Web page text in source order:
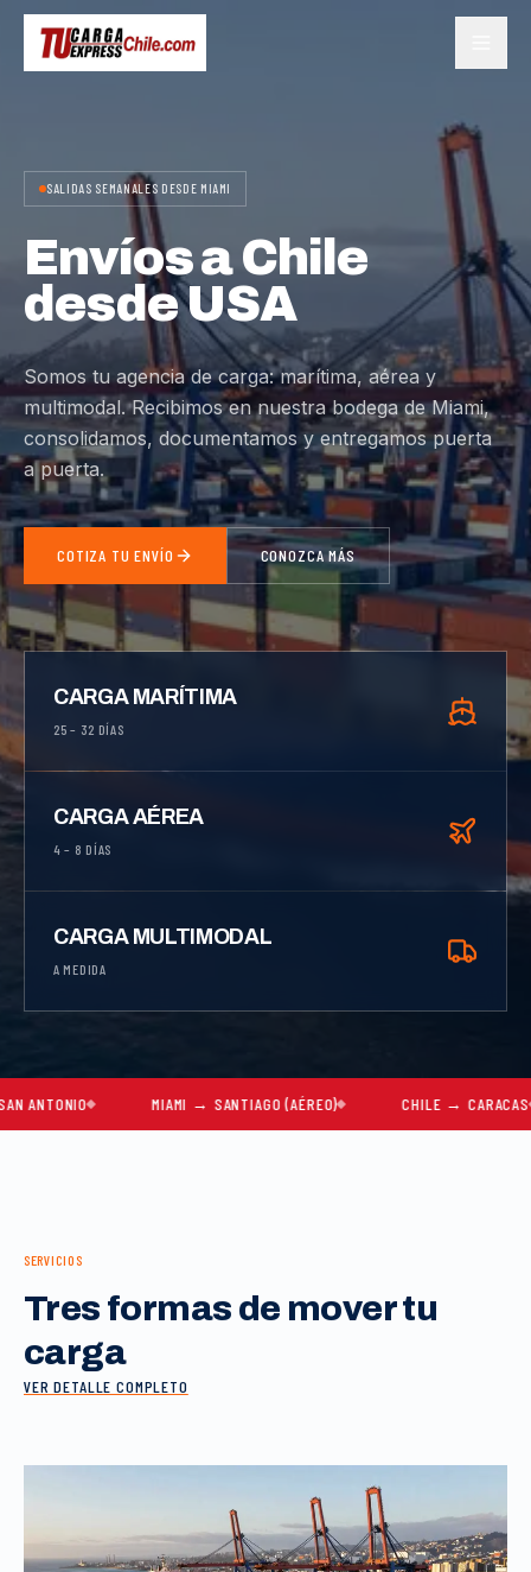
SALIDAS SEMANALES DESDE MIAMI
Envíos a Chile
desde USA
Somos tu agencia de carga: marítima, aérea y
multimodal. Recibimos en nuestra bodega de Miami,
consolidamos, documentamos y entregamos puerta
a puerta.
COTIZA TU ENVÍO CONOZCA MÁS
CARGA MARÍTIMA
25 – 32 DÍAS
CARGA AÉREA
4 – 8 DÍAS
CARGA MULTIMODAL
A MEDIDA
MIAMI → SANTIAGO (AÉREO) CHILE → CARACAS
SERVICIOS
Tres formas de mover tu
carga
VER DETALLE COMPLETO